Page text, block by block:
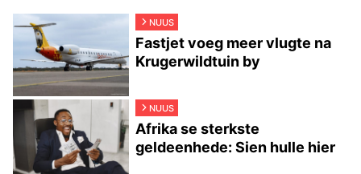
NUUS
Fastjet voeg meer vlugte na
Krugerwildtuin by
NUUS
Afrika se sterkste
geldeenhede: Sien hulle hier